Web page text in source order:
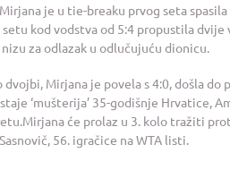
je u tie-breaku prvog seta
kod vodstva od 5:4 propustila
za odlazak u odlučujuću dionicu.
Mirjana je povela s 4:0, došla
‘mušterija’ 35-godišnje Hrvatice,
će prolaz u 3. kolo tražiti
56. igračice na WTA listi.